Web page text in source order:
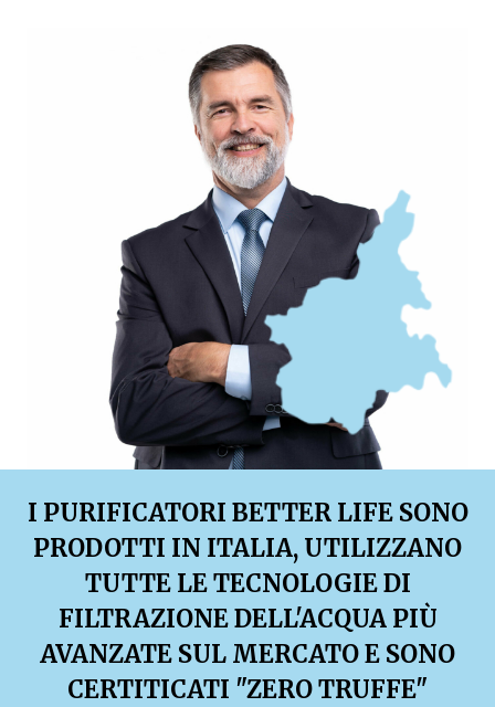
I PURIFICATORI BETTER LIFE SONO
PRODOTTI IN ITALIA, UTILIZZANO
TUTTE LE TECNOLOGIE DI
FILTRAZIONE DELL'ACQUA PIÙ
AVANZATE SUL MERCATO E SONO
CERTITICATI "ZERO TRUFFE"